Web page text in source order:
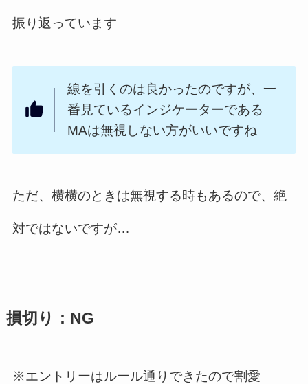
振り返っています
線を引くのは良かったのですが、一
番見ているインジケーターである
MAは無視しない方がいいですね
ただ、横横のときは無視する時もあるので、絶
対ではないですが…
損切り：NG
※エントリーはルール通りできたので割愛